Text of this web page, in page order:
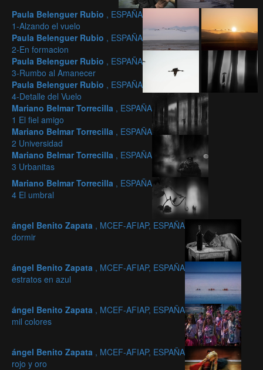
Paula Belenguer Rubio , ESPAÑA
1-Alzando el vuelo
Paula Belenguer Rubio , ESPAÑA
2-En formacion
Paula Belenguer Rubio , ESPAÑA
3-Rumbo al Amanecer
Paula Belenguer Rubio , ESPAÑA
4-Detalle del Vuelo
Mariano Belmar Torrecilla , ESPAÑA
1 El fiel amigo
Mariano Belmar Torrecilla , ESPAÑA
2 Universidad
Mariano Belmar Torrecilla , ESPAÑA
3 Urbanitas
Mariano Belmar Torrecilla , ESPAÑA
4 El umbral
ángel Benito Zapata , MCEF-AFIAP, ESPAÑA
dormir
ángel Benito Zapata , MCEF-AFIAP, ESPAÑA
estratos en azul
ángel Benito Zapata , MCEF-AFIAP, ESPAÑA
mil colores
ángel Benito Zapata , MCEF-AFIAP, ESPAÑA
rojo y oro